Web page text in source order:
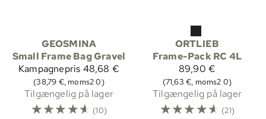
GEOSMINA
Small Frame Bag Gravel
Kampagnepris 48,68 €
(38,79 €, moms2 0)
Tilgængelig på lager
☆☆☆☆☆ (10)
ORTLIEB
Frame-Pack RC 4L
89,90 €
(71,63 €, moms2 0)
Tilgængelig på lager
☆☆☆☆☆ (21)